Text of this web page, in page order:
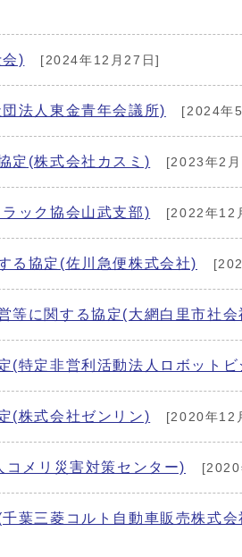
) [2024年12月27日]
法人東金青年会議所) [2024年
定(株式会社カスミ) [2023年2
ック協会山武支部) [2022年12
る協定(佐川急便株式会社)
等に関する協定(大網白里市社
(特定非営利活動法人ロボット
(株式会社ゼンリン) [2020年12
メリ災害対策センター) [2020
葉三菱コルト自動車販売株式